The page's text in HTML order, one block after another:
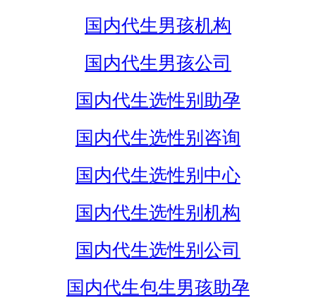
国内代生男孩机构
国内代生男孩公司
国内代生选性别助孕
国内代生选性别咨询
国内代生选性别中心
国内代生选性别机构
国内代生选性别公司
国内代生包生男孩助孕